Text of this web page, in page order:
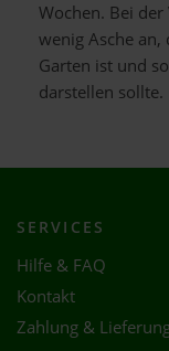
Wochen. Bei
wenig Asche
Garten ist und
darstellen sollte.
SERVICES
Hilfe & FAQ
Kontakt
Zahlung &